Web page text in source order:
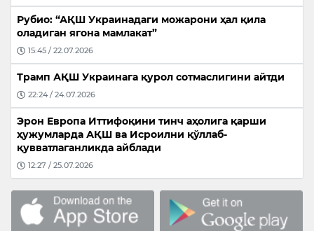
Рубио: “АҚШ Украинадаги можарони ҳал қила
оладиган ягона мамлакат”
15:45 / 22.07.2026
Трамп АҚШ Украинага қурол сотмаслигини айтди
22:24 / 24.07.2026
Эрон Европа Иттифоқини тинч аҳолига қарши
ҳужумларда АҚШ ва Исроилни қўллаб-
қувватлаганликда айблади
12:27 / 25.07.2026